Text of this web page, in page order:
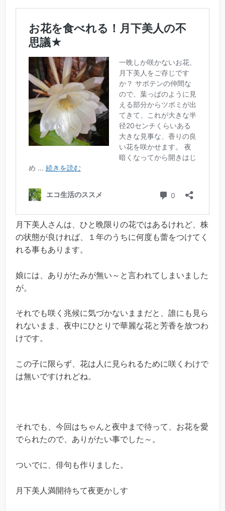
月下美人さんは、ひと晩限りの花ではあるけれど、株
の状態が良ければ、１年のうちに何度も蕾をつけてく
れる事もあります。
娘には、ありがたみが無い～と言われてしまいました
が。
それでも咲く兆候に気づかないままだと、誰にも見ら
れないまま、夜中にひとりで華麗な花と芳香を放つわ
けです。
この子に限らず、花は人に見られるために咲くわけで
は無いですけれどね。
それでも、今回はちゃんと夜中まで待って、お花を愛
でられたので、ありがたい事でした～。
ついでに、俳句も作りました。
月下美人満開待ちて夜更かしす